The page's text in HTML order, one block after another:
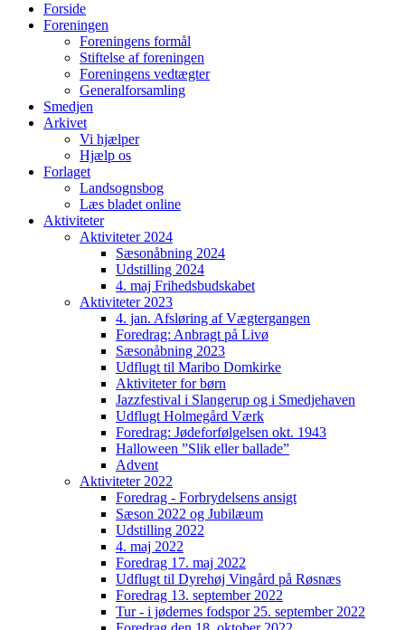
Forside
Foreningen
Foreningens formål
Stiftelse af foreningen
Foreningens vedtægter
Generalforsamling
Smedjen
Arkivet
Vi hjælper
Hjælp os
Forlaget
Landsognsbog
Læs bladet online
Aktiviteter
Aktiviteter 2024
Sæsonåbning 2024
Udstilling 2024
4. maj Frihedsbudskabet
Aktiviteter 2023
4. jan. Afsløring af Vægtergangen
Foredrag: Anbragt på Livø
Sæsonåbning 2023
Udflugt til Maribo Domkirke
Aktiviteter for børn
Jazzfestival i Slangerup og i Smedjehaven
Udflugt Holmegård Værk
Foredrag: Jødeforfølgelsen okt. 1943
Halloween ”Slik eller ballade”
Advent
Aktiviteter 2022
Foredrag - Forbrydelsens ansigt
Sæson 2022 og Jubilæum
Udstilling 2022
4. maj 2022
Foredrag 17. maj 2022
Udflugt til Dyrehøj Vingård på Røsnæs
Foredrag 13. september 2022
Tur - i jødernes fodspor 25. september 2022